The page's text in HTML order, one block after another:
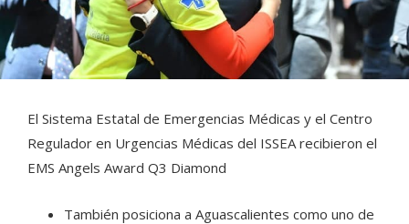
El Sistema Estatal de Emergencias Médicas y el Centro
Regulador en Urgencias Médicas del ISSEA recibieron el
EMS Angels Award Q3 Diamond
También posiciona a Aguascalientes como uno de